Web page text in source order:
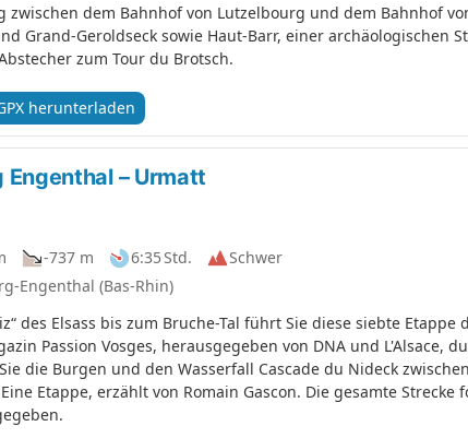
zwischen dem Bahnhof von Lutzelbourg und dem Bahnhof
Grand-Geroldseck sowie Haut-Barr, einer archäologischen
zum Tour du Brotsch.
herunterladen
– Urmatt
-737 m 6:35 Std.
Schwer
Engenthal (Bas-Rhin)
des Elsass bis zum Bruche-Tal führt Sie diese siebte
Passion Vosges, herausgegeben von DNA und L'Alsace,
die Burgen und den Wasserfall Cascade du Nideck
Etappe, erzählt von Romain Gascon. Die gesamte Strecke